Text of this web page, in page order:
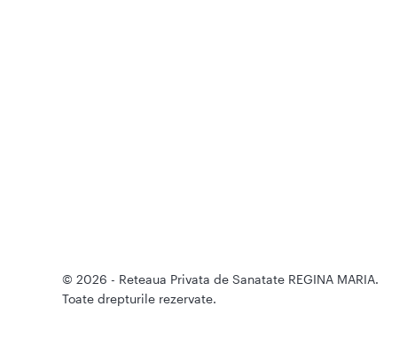
© 2026 - Reteaua Privata de Sanatate REGINA MARIA.
Toate drepturile rezervate.